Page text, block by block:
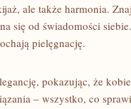
ale także harmonia.
się od świadomości
pielęgnację.
pokazując, że
– wszystko, co